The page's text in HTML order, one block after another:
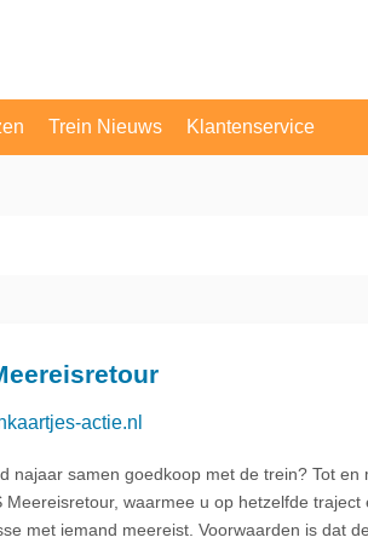
Trein Nieuws Klantenservice
actie.nl
najaar samen goedkoop met de trein? Tot en
Meereisretour, waarmee u op hetzelfde traject
met iemand meereist. Voorwaarden is dat